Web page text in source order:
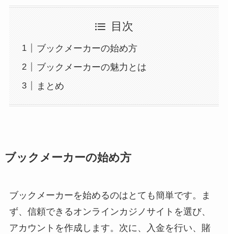
目次
ブックメーカーの始め方
ブックメーカーの魅力とは
まとめ
ブックメーカーの始め方
ブックメーカーを始めるのはとても簡単です。ま
ず、信頼できるオンラインカジノサイトを選び、
アカウントを作成します。次に、入金を行い、賭